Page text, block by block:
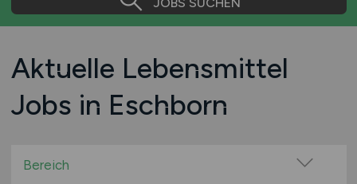
Aktuelle Lebensmittel
Jobs in Eschborn
Bereich